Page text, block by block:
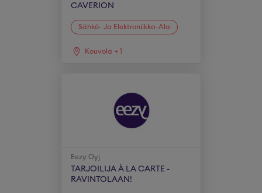
CAVERION
Sähkö- Ja Elektroniikka-Ala
Kouvola + 1
Eezy Oyj
TARJOILIJA À LA CARTE -
RAVINTOLAAN!